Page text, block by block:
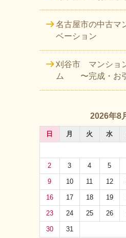
名古屋市の中古マ
ベーション
刈谷市 マンショ
ム 〜完成・お
2026年8
日 月 火 水
2 3 4 5
9 10 11 12
16 17 18 19
23 24 25 26
30 31